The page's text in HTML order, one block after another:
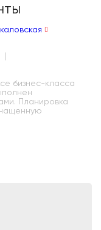
бизнес-класса
Планировка